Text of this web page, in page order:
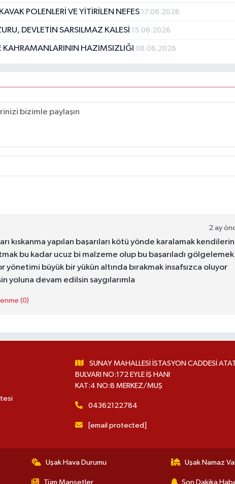
POLENLERİ VE YİTİRİLEN NEFES 17.06.2026
DEVLETİN SARSILMAZ KALESİ 15.06.2026
KAHRAMANLARININ HAZIMSIZLIĞI 08.06.2026
2 ay
kıskanma yapılan başarıları kötü yönde karalamak
bu kadar ucuz bi malzeme olup bu başarıladı gölgelemek
yönetimi büyük bir yükün altında bırakmak insafsızca oluyor
yoluna devam edilsin saygılarımla
(0)
SUNAY MAHALLESİ İSTASYON CADDESİ
BULVARI NO:172 EYLE İŞ HANI
KAT:4 NO:8 MERKEZ/MUŞ
04362122784
[email protected]
Uşak Hava Durumu Uşak Namaz
Tüm Manşetler Son Dakika